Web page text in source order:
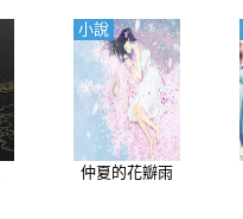
仲夏的花瓣雨
小說